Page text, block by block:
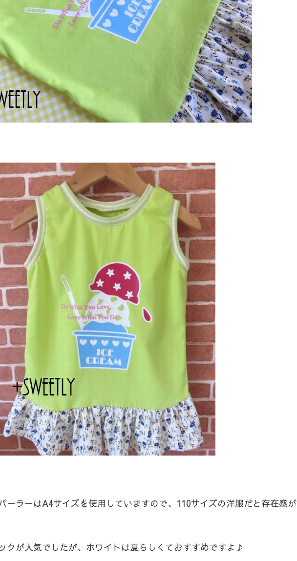
ーラーはA4サイズを使用していますので、110サイズの洋服だと存在感が
クが人気でしたが、ホワイトは夏らしくておすすめですよ♪